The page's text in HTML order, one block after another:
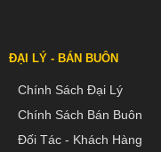
ĐẠI LÝ - BÁN BUÔN
Chính Sách Đại Lý
Chính Sách Bán Buôn
Đối Tác - Khách Hàng